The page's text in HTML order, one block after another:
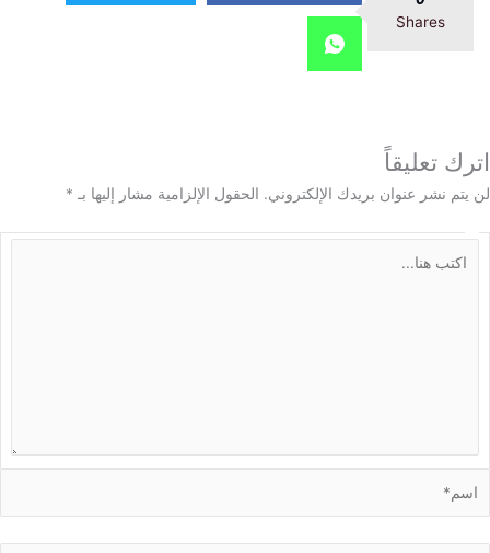
Shares
تعليقاً
نشر عنوان بريدك الإلكتروني. الحقول الإلزامية مشار إليها بـ*